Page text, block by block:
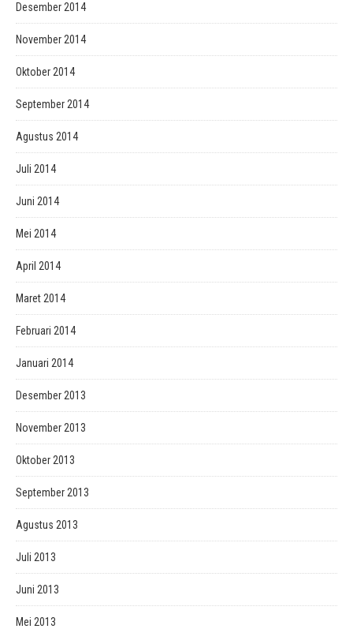
Desember 2014
November 2014
Oktober 2014
September 2014
Agustus 2014
Juli 2014
Juni 2014
Mei 2014
April 2014
Maret 2014
Februari 2014
Januari 2014
Desember 2013
November 2013
Oktober 2013
September 2013
Agustus 2013
Juli 2013
Juni 2013
Mei 2013